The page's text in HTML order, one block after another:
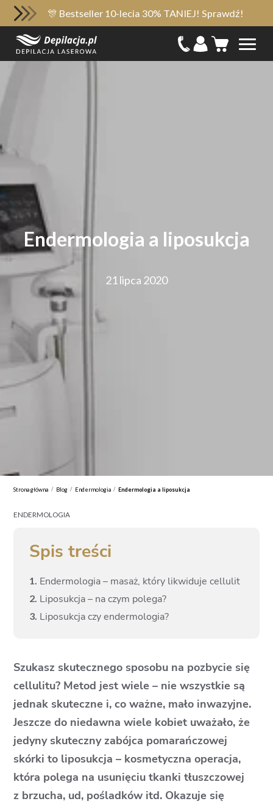
🎊 Bestseller 10-lecia 30% TANIEJ! Sprawdź!
Endermologia a liposukcja
21 lipca 2020
Strona główna / Blog / Endermologia / Endermologia a liposukcja
ENDERMOLOGIA
Spis treści
1. Endermologia – masaż, który likwiduje cellulit
2. Liposukcja – na czym polega?
3. Liposukcja czy endermologia?
Szukasz skutecznego sposobu na pozbycie się
cellulitu? Metod jest wiele – nie wszystkie są
jednak skuteczne i, co ważne, mało inwazyjne.
Jeszcze do niedawna wiele kobiet uważało, że
jedyny skuteczny zabójca pomarańczowej
skórki to liposukcja – kosmetyczna operacja,
która polega na usunięciu tkanki tłuszczowej
z brzucha, ud, pośladków itd. Okazuje się